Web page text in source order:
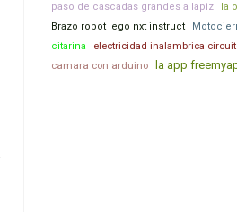
paso de cascadas grandes a lapiz
la
Brazo robot lego nxt instruct
citarina
electricidad inalambrica
camara con arduino
la app